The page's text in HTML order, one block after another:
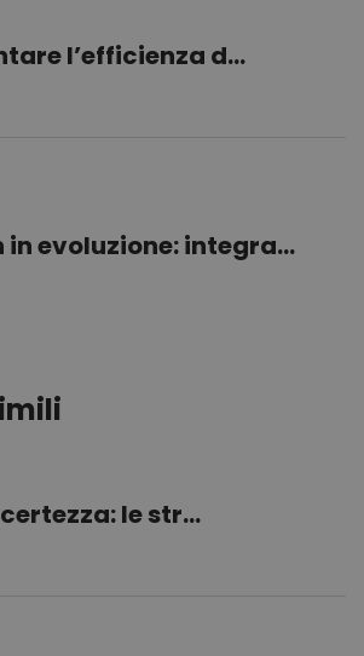
l’efficienza d...
evoluzione: integra...
le str...